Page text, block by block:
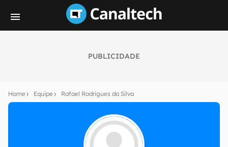
PUBLICIDADE
Home Equipe Rafael Rodrigues da Silva